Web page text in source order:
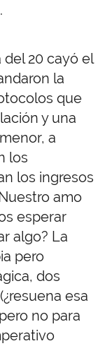
del 20 cayó el
la
que
y una
a
los
los ingresos
amo
esperar
algo? La
pero
dos
esa
no para